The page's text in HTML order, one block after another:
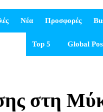
Νέα Προσφορές
Top 5 Global
στη